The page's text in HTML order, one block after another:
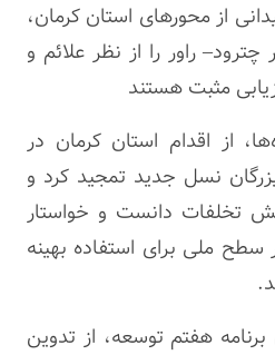
از محورهای استان کرمان،
چترود– راور را از نظر علائم و
مثبت هستند
از اقدام استان کرمان در
نسل جدید تمجید کرد و
تخلفات دانست و خواستار
سطح ملی برای استفاده بهینه
برنامه هفتم توسعه، از تدوین